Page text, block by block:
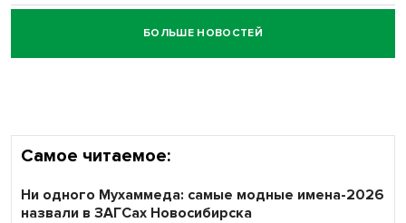
Честный выбор: видеонаблюдение обеспечит
объективность результатов ЕДГ в Новосибирской
БОЛЬШЕ НОВОСТЕЙ
Самое читаемое:
Ни одного Мухаммеда: самые модные имена-2026
назвали в ЗАГСах Новосибирска